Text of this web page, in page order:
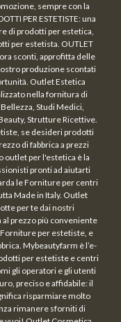
sempre con la
PER ESTETISTE: una
di prodotti per estetica,
per estetista. OUTLET
sconti, approfitta delle
produzione scontati
Outlet Estetica
nella fornitura di
Studi Medici,
Strutture Ricettive.
se desideri prodotti
di fabbrica a prezzi
outlet per l'estetica è la
pronti ad aiutarti
le Forniture per centri
Made in Italy. Outlet
per te dai nostri
prezzo più conveniente
per estetiste, e
Mybeautyfarm è l’e-
per estetiste e centri
gli operatori e gli utenti
preciso e affidabile: il
risparmiare molto
rimanere sforniti di